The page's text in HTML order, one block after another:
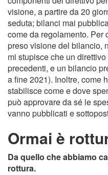
visione, a partire da 20
seduta; bilanci mai
come da regolamento. Per
preso visione del bilancio,
mi stupisce che un
precedenti, e un bilancio
a fine 2021). Inoltre, come
stabilisce come e dove
può approvare da sé le
vanno pubblicati e
Ormai è
Da quello che abbiamo
rottura.